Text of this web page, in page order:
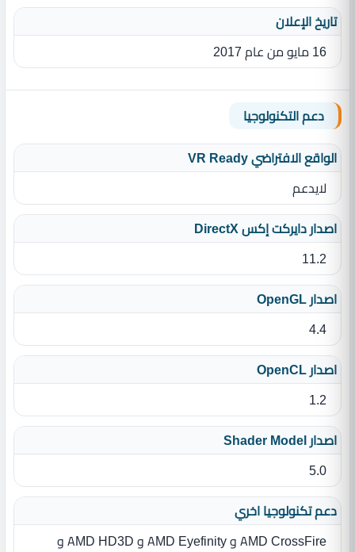
تاريخ الإعلان
16 مايو من عام 2017
دعم التكنولوجيا
الواقع الافتراضي VR Ready
لايدعم
اصدار دايركت إكس DirectX
11.2
اصدار OpenGL
4.4
اصدار OpenCL
1.2
اصدار Shader Model
5.0
دعم تكنولوجيا اخري
AMD CrossFire و AMD Eyefinity و AMD HD3D و